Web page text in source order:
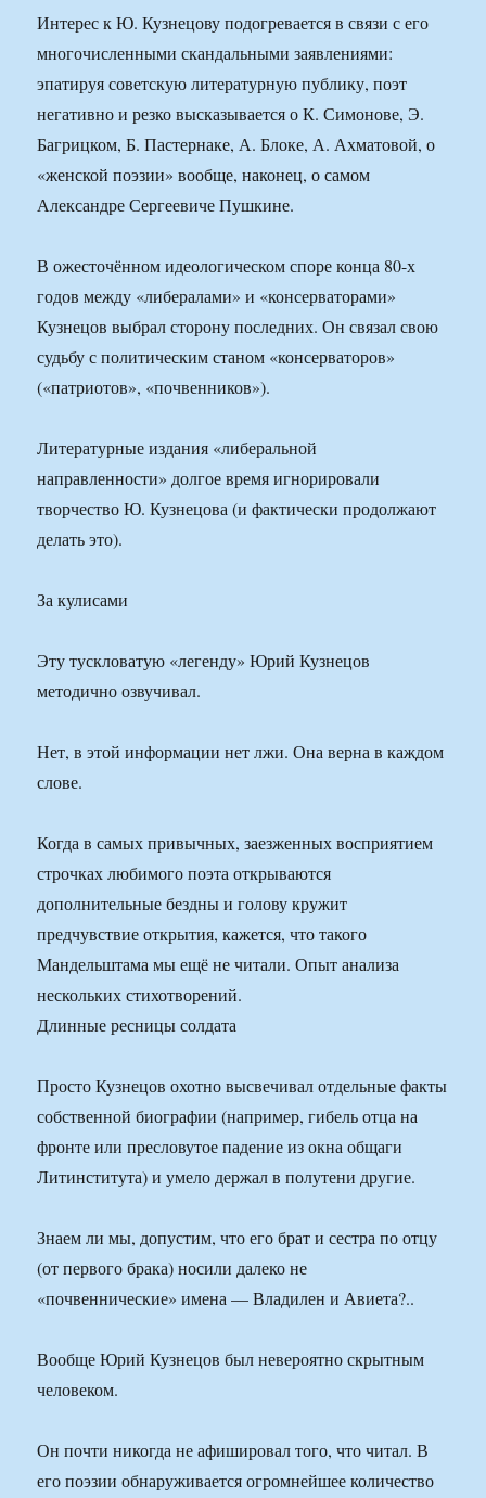
Интерес к Ю. Кузнецову подогревается в связи с его
многочисленными скандальными заявлениями:
эпатируя советскую литературную публику, поэт
негативно и резко высказывается о К. Симонове, Э.
Багрицком, Б. Пастернаке, А. Блоке, А. Ахматовой, о
«женской поэзии» вообще, наконец, о самом
Александре Сергеевиче Пушкине.
В ожесточённом идеологическом споре конца 80-х
годов между «либералами» и «консерваторами»
Кузнецов выбрал сторону последних. Он связал свою
судьбу с политическим станом «консерваторов»
(«патриотов», «почвенников»).
Литературные издания «либеральной
направленности» долгое время игнорировали
творчество Ю. Кузнецова (и фактически продолжают
делать это).
За кулисами
Эту тускловатую «легенду» Юрий Кузнецов
методично озвучивал.
Нет, в этой информации нет лжи. Она верна в каждом
слове.
Когда в самых привычных, заезженных восприятием
строчках любимого поэта открываются
дополнительные бездны и голову кружит
предчувствие открытия, кажется, что такого
Мандельштама мы ещё не читали. Опыт анализа
нескольких стихотворений.
Длинные ресницы солдата
Просто Кузнецов охотно высвечивал отдельные факты
собственной биографии (например, гибель отца на
фронте или пресловутое падение из окна общаги
Литинститута) и умело держал в полутени другие.
Знаем ли мы, допустим, что его брат и сестра по отцу
(от первого брака) носили далеко не
«почвеннические» имена — Владилен и Авиета?..
Вообще Юрий Кузнецов был невероятно скрытным
человеком.
Он почти никогда не афишировал того, что читал. В
его поэзии обнаруживается огромнейшее количество